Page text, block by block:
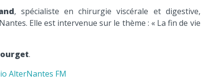
, spécialiste en chirurgie viscérale et digestive,
Elle est intervenue sur le thème : « La fin de vie
.
AlterNantes FM